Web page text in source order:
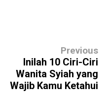
Previous
Inilah 10 Ciri-Ciri
Wanita Syiah yang
Wajib Kamu Ketahui